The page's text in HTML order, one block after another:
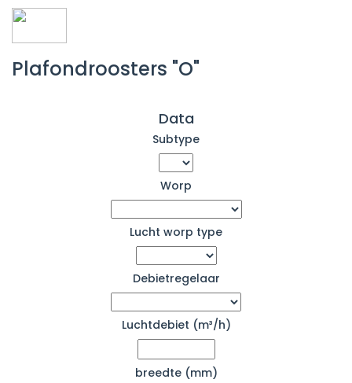
Plafondroosters "O"
Data
Subtype
Worp
Lucht worp type
Debietregelaar
Luchtdebiet (m³/h)
breedte (mm)